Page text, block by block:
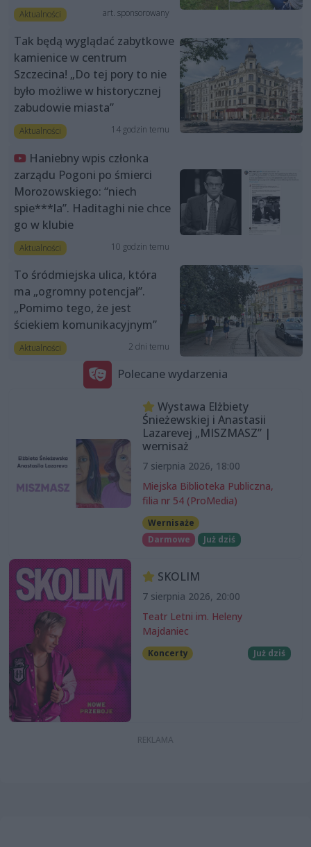
Aktualności art. sponsorowany
Tak będą wyglądać zabytkowe
kamienice w centrum
Szczecina! „Do tej pory to nie
było możliwe w historycznej
zabudowie miasta”
Aktualności 14 godzin temu
Haniebny wpis członka
zarządu Pogoni po śmierci
Morozowskiego: “niech
spie***la”. Haditaghi nie chce
go w klubie
Aktualności 10 godzin temu
To śródmiejska ulica, która
ma „ogromny potencjał”.
„Pomimo tego, że jest
ściekiem komunikacyjnym”
Aktualności 2 dni temu
Polecane wydarzenia
Wystawa Elżbiety
Śnieżewskiej i Anastasii
Lazarevej „MISZMASZ” |
wernisaż
7 sierpnia 2026, 18:00
Miejska Biblioteka Publiczna,
filia nr 54 (ProMedia)
Wernisaże
Darmowe
Już dziś
SKOLIM
7 sierpnia 2026, 20:00
Teatr Letni im. Heleny
Majdaniec
Koncerty Już dziś